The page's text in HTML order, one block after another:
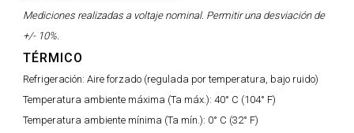
Mediciones realizadas a voltaje nominal. Permitir una desviación de
+/- 10%.
TÉRMICO
Refrigeración: Aire forzado (regulada por temperatura, bajo ruido)
Temperatura ambiente máxima (Ta máx.): 40° C (104° F)
Temperatura ambiente mínima (Ta mín.): 0° C (32° F)